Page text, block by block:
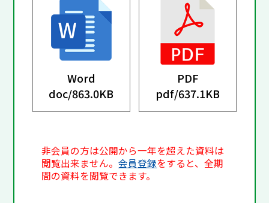
Word
doc/863.0KB
PDF
pdf/637.1KB
非会員の方は公開から一年を超えた資料は
閲覧出来ません。会員登録をすると、全期
間の資料を閲覧できます。